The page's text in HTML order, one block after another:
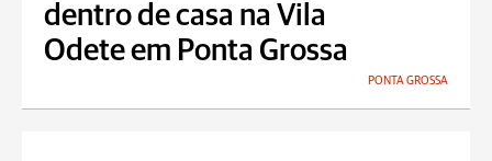
dentro de casa na Vila
Odete em Ponta Grossa
PONTA GROSSA